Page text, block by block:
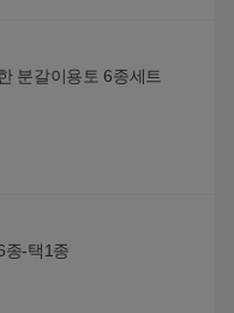
분갈이용토 6종세트
종-택1종